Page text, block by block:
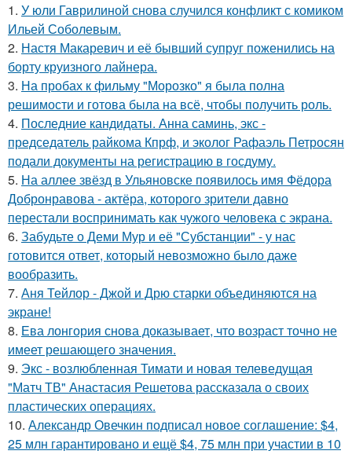
1. У юли Гаврилиной снова случился конфликт с комиком
Ильей Соболевым.
2. Настя Макаревич и её бывший супруг поженились на
борту круизного лайнера.
3. На пробах к фильму "Морозко" я была полна
решимости и готова была на всё, чтобы получить роль.
4. Последние кандидаты. Анна саминь, экс -
председатель райкома Кпрф, и эколог Рафаэль Петросян
подали документы на регистрацию в госдуму.
5. На аллее звёзд в Ульяновске появилось имя Фёдора
Добронравова - актёра, которого зрители давно
перестали воспринимать как чужого человека с экрана.
6. Забудьте о Деми Мур и её "Субстанции" - у нас
готовится ответ, который невозможно было даже
вообразить.
7. Аня Тейлор - Джой и Дрю старки объединяются на
экране!
8. Ева лонгория снова доказывает, что возраст точно не
имеет решающего значения.
9. Экс - возлюбленная Тимати и новая телеведущая
"Матч ТВ" Анастасия Решетова рассказала о своих
пластических операциях.
10. Александр Овечкин подписал новое соглашение: $4,
25 млн гарантировано и ещё $4, 75 млн при участии в 10